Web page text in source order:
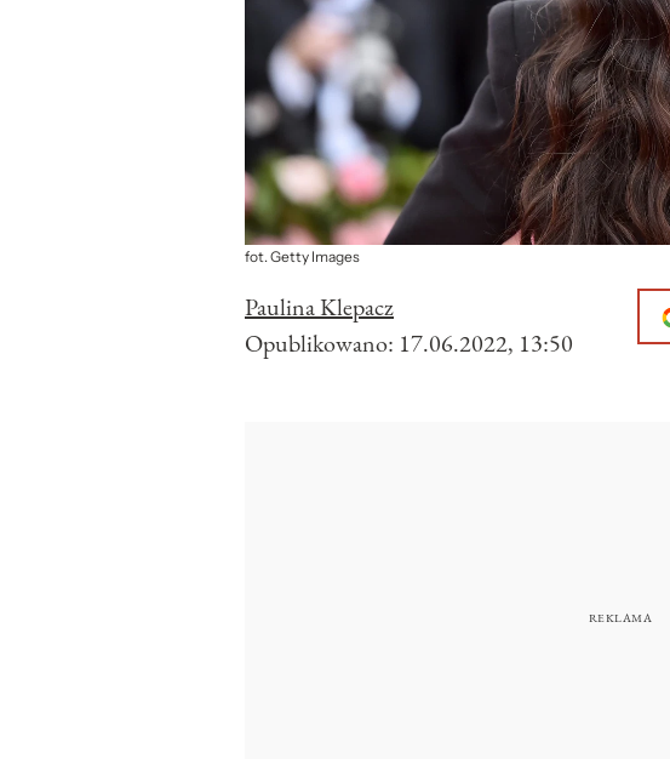
fot. Getty Images
Paulina Klepacz
Opublikowano: 17.06.2022, 13:50